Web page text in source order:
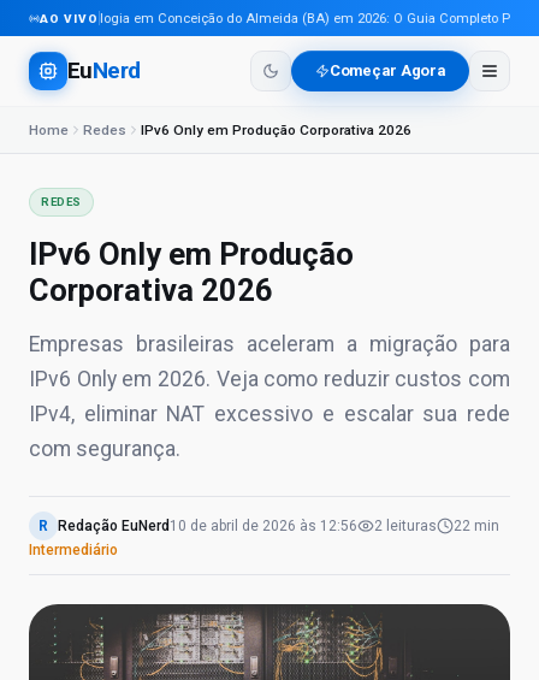
AO VIVO
Tecnologia em Conceição do Almeida (BA) em 2026: O Guia Completo Para
EuNerd Começar Agora
Home Redes IPv6 Only em Produção Corporativa 2026
REDES
IPv6 Only em Produção
Corporativa 2026
Empresas brasileiras aceleram a migração para
IPv6 Only em 2026. Veja como reduzir custos com
IPv4, eliminar NAT excessivo e escalar sua rede
com segurança.
R Redação EuNerd 10 de abril de 2026 às 12:56 2 leituras
22 min
Intermediário